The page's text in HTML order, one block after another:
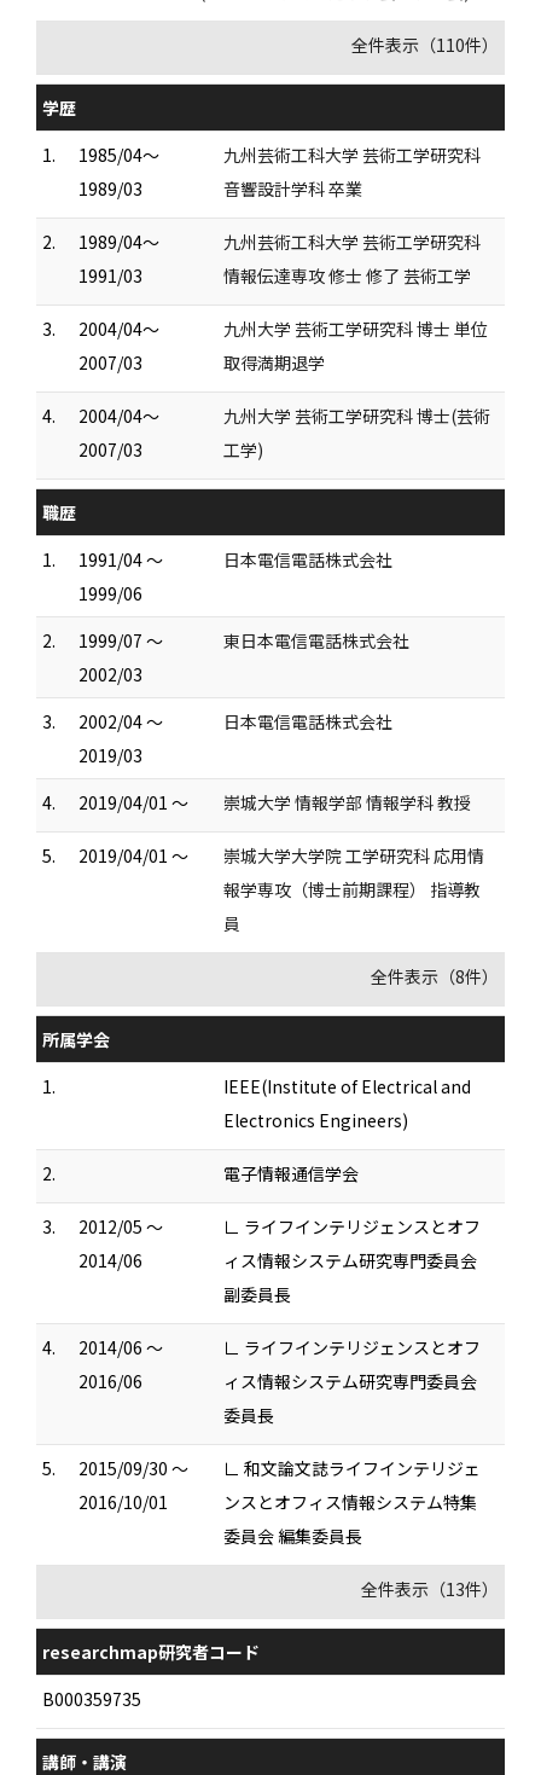
全件表示（110件）
学歴
1.
1985/04～
1989/03
九州芸術工科大学 芸術工学研究科
音響設計学科 卒業
2.
1989/04～
1991/03
九州芸術工科大学 芸術工学研究科
情報伝達専攻 修士 修了 芸術工学
3.
2004/04～
2007/03
九州大学 芸術工学研究科 博士 単位
取得満期退学
4.
2004/04～
2007/03
九州大学 芸術工学研究科 博士(芸術
工学)
職歴
1.
1991/04 ～
1999/06
日本電信電話株式会社
2.
1999/07 ～
2002/03
東日本電信電話株式会社
3.
2002/04 ～
2019/03
日本電信電話株式会社
4. 2019/04/01 ～ 崇城大学 情報学部 情報学科 教授
5. 2019/04/01 ～
崇城大学大学院 工学研究科 応用情
報学専攻（博士前期課程） 指導教
員
全件表示（8件）
所属学会
1.
IEEE(Institute of Electrical and
Electronics Engineers)
2. 電子情報通信学会
3.
2012/05 ～
2014/06
∟ ライフインテリジェンスとオフ
ィス情報システム研究専門委員会
副委員長
4.
2014/06 ～
2016/06
∟ ライフインテリジェンスとオフ
ィス情報システム研究専門委員会
委員長
5.
2015/09/30 ～
2016/10/01
∟ 和文論文誌ライフインテリジェ
ンスとオフィス情報システム特集
委員会 編集委員長
全件表示（13件）
researchmap研究者コード
B000359735
講師・講演